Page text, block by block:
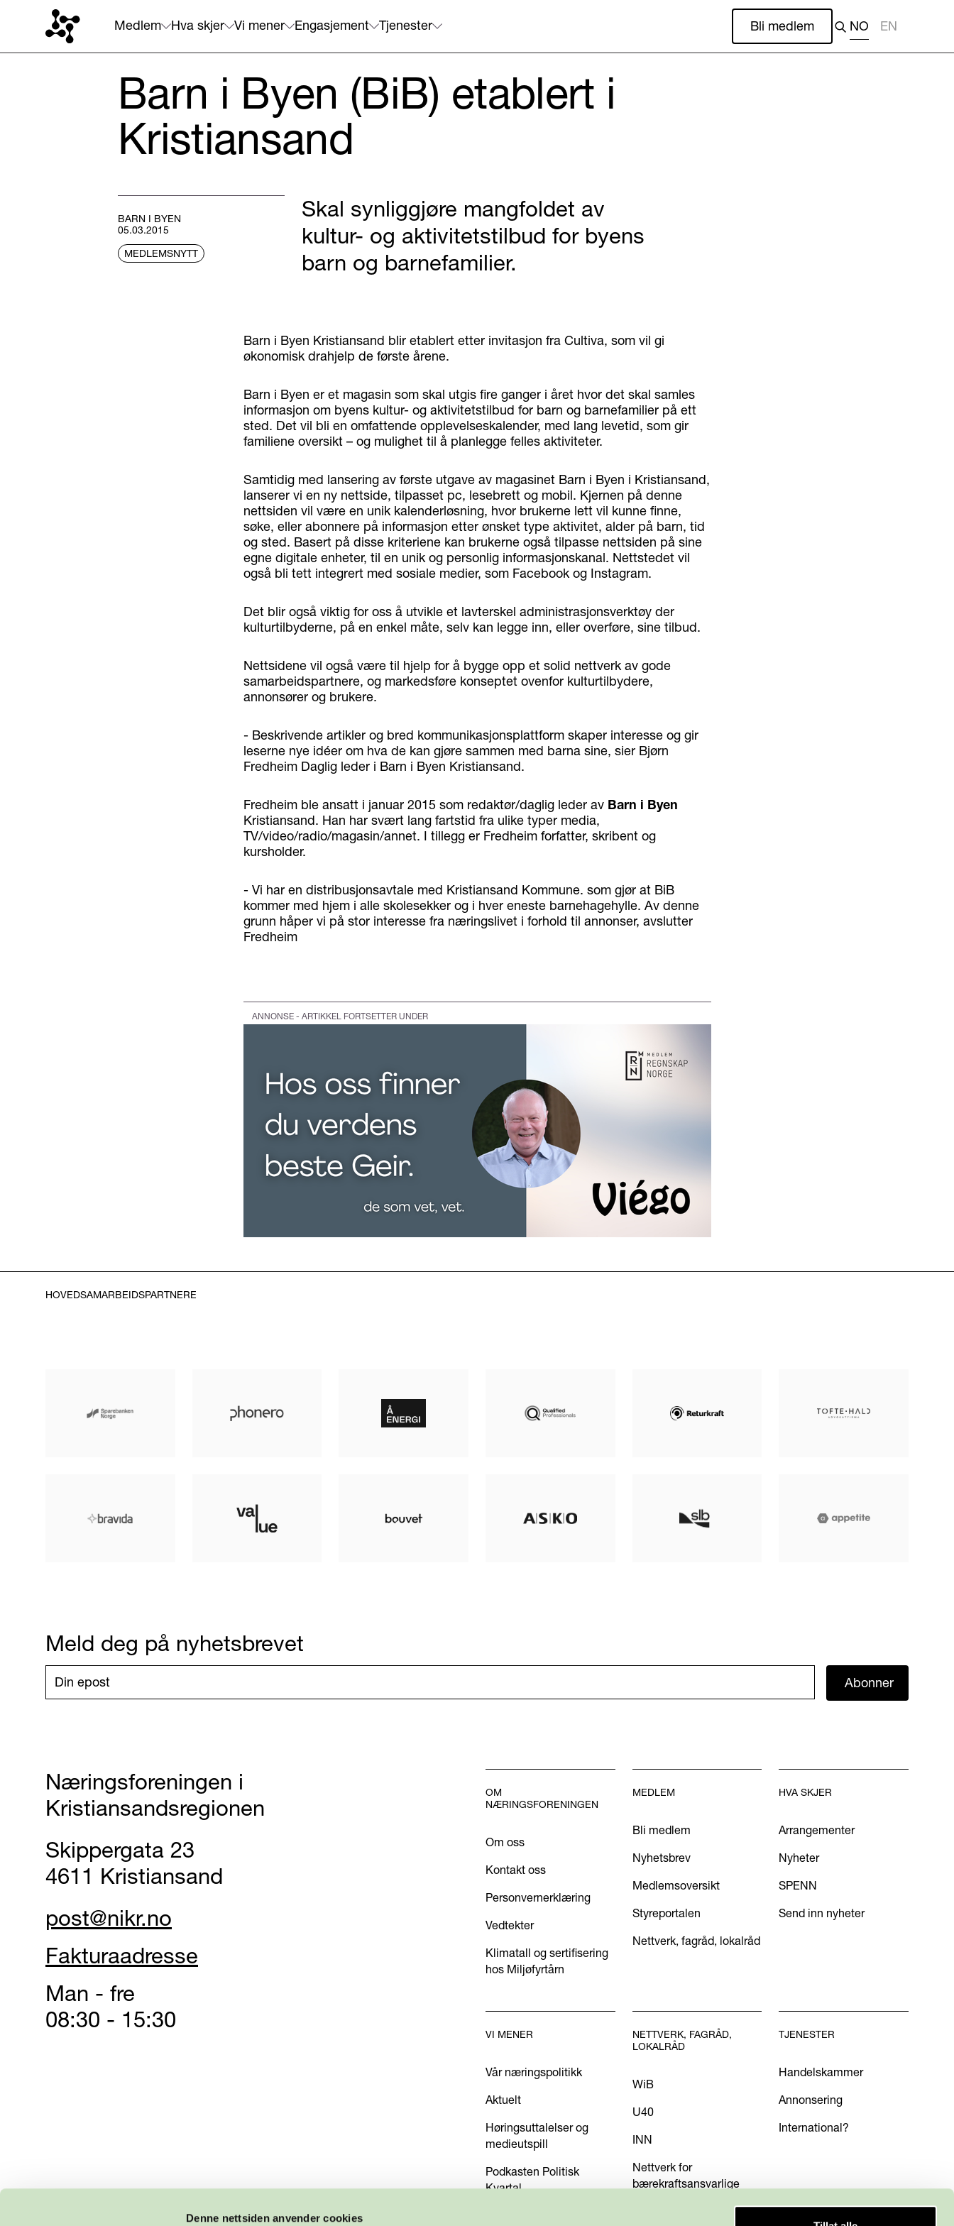
Denne nettsiden anvender cookies
Medlem Hva skjer Vi mener Engasjement Tjenester Bli medlem NO EN
Barn i Byen (BiB) etablert i
Kristiansand
BARN I BYEN
05.03.2015
MEDLEMSNYTT
Skal synliggjøre mangfoldet av
kultur- og aktivitetstilbud for byens
barn og barnefamilier.
Barn i Byen Kristiansand blir etablert etter invitasjon fra Cultiva, som vil gi
økonomisk drahjelp de første årene.
Barn i Byen er et magasin som skal utgis fire ganger i året hvor det skal samles
informasjon om byens kultur- og aktivitetstilbud for barn og barnefamilier på ett
sted. Det vil bli en omfattende opplevelseskalender, med lang levetid, som gir
familiene oversikt – og mulighet til å planlegge felles aktiviteter.
Samtidig med lansering av første utgave av magasinet Barn i Byen i Kristiansand,
lanserer vi en ny nettside, tilpasset pc, lesebrett og mobil. Kjernen på denne
nettsiden vil være en unik kalenderløsning, hvor brukerne lett vil kunne finne,
søke, eller abonnere på informasjon etter ønsket type aktivitet, alder på barn, tid
og sted. Basert på disse kriteriene kan brukerne også tilpasse nettsiden på sine
egne digitale enheter, til en unik og personlig informasjonskanal. Nettstedet vil
også bli tett integrert med sosiale medier, som Facebook og Instagram.
Det blir også viktig for oss å utvikle et lavterskel administrasjonsverktøy der
kulturtilbyderne, på en enkel måte, selv kan legge inn, eller overføre, sine tilbud.
Nettsidene vil også være til hjelp for å bygge opp et solid nettverk av gode
samarbeidspartnere, og markedsføre konseptet ovenfor kulturtilbydere,
annonsører og brukere.
- Beskrivende artikler og bred kommunikasjonsplattform skaper interesse og gir
leserne nye idéer om hva de kan gjøre sammen med barna sine, sier Bjørn
Fredheim Daglig leder i Barn i Byen Kristiansand.
Fredheim ble ansatt i januar 2015 som redaktør/daglig leder av Barn i Byen
Kristiansand. Han har svært lang fartstid fra ulike typer media,
TV/video/radio/magasin/annet. I tillegg er Fredheim forfatter, skribent og
kursholder.
- Vi har en distribusjonsavtale med Kristiansand Kommune. som gjør at BiB
kommer med hjem i alle skolesekker og i hver eneste barnehagehylle. Av denne
grunn håper vi på stor interesse fra næringslivet i forhold til annonser, avslutter
Fredheim
ANNONSE - ARTIKKEL FORTSETTER UNDER
HOVEDSAMARBEIDSPARTNERE
Meld deg på nyhetsbrevet
Abonner
Næringsforeningen i
Kristiansandsregionen
Skippergata 23
4611 Kristiansand
post@nikr.no
Fakturaadresse
Man - fre
08:30 - 15:30
OM
NÆRINGSFORENINGEN
Om oss
Kontakt oss
Personvernerklæring
Vedtekter
Klimatall og sertifisering
hos Miljøfyrtårn
MEDLEM
Bli medlem
Nyhetsbrev
Medlemsoversikt
Styreportalen
Nettverk, fagråd, lokalråd
HVA SKJER
Arrangementer
Nyheter
SPENN
Send inn nyheter
VI MENER
Vår næringspolitikk
Aktuelt
Høringsuttalelser og
medieutspill
Podkasten Politisk
Kvartal
NETTVERK, FAGRÅD,
LOKALRÅD
WiB
U40
INN
Nettverk for
bærekraftsansvarlige
TJENESTER
Handelskammer
Annonsering
International?